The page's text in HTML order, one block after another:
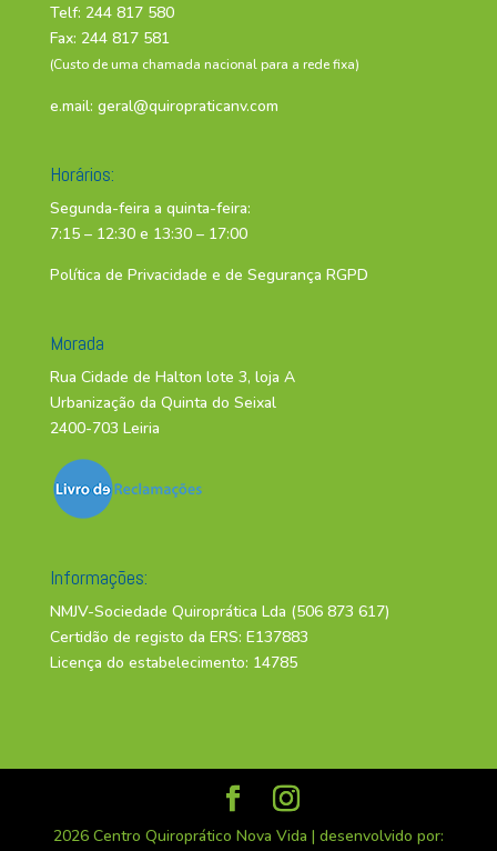
Telf: 244 817 580
Fax: 244 817 581
(Custo de uma chamada nacional para a rede fixa)
e.mail: geral@quiropraticanv.com
Horários:
Segunda-feira a quinta-feira:
7:15 – 12:30 e 13:30 – 17:00
Política de Privacidade e de Segurança RGPD
Morada
Rua Cidade de Halton lote 3, loja A
Urbanização da Quinta do Seixal
2400-703 Leiria
Informações:
NMJV-Sociedade Quiroprática Lda (506 873 617)
Certidão de registo da ERS: E137883
Licença do estabelecimento: 14785
2026 Centro Quiroprático Nova Vida | desenvolvido por: